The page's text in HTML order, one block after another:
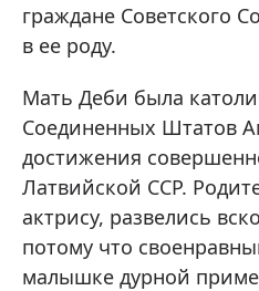
граждане Советского
в ее роду.
Мать Деби была
Соединенных Штатов
достижения
Латвийской ССР.
актрису, развелись
потому что
малышке дурной